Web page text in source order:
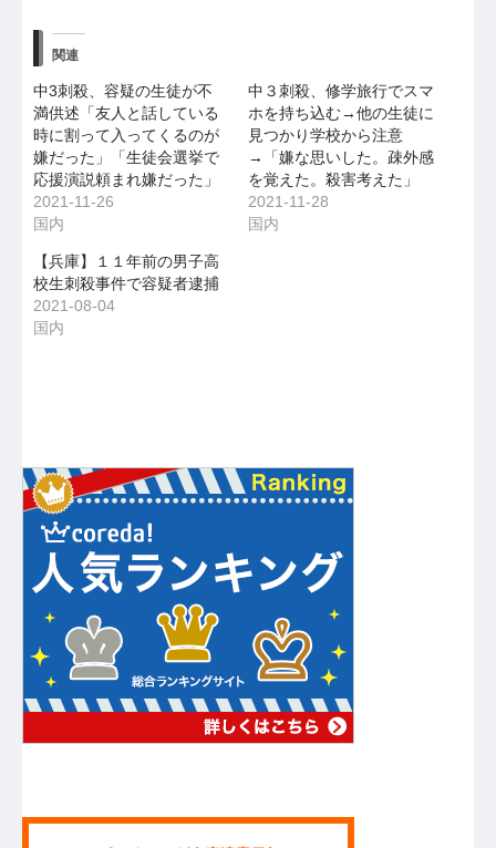
関連
中3刺殺、容疑の生徒が不
満供述「友人と話している
時に割って入ってくるのが
嫌だった」「生徒会選挙で
応援演説頼まれ嫌だった」
2021-11-26
国内
中３刺殺、修学旅行でスマ
ホを持ち込む→他の生徒に
見つかり学校から注意
→「嫌な思いした。疎外感
を覚えた。殺害考えた」
2021-11-28
国内
【兵庫】１１年前の男子高
校生刺殺事件で容疑者逮捕
2021-08-04
国内